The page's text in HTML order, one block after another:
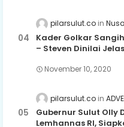
pilarsulut.co
Kader Golkar
– Steven Dinilai
November 10, 2020
pilarsulut.co
Gubernur Sulut Olly
Lemhannas RI,